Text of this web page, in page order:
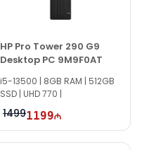
HP Pro Tower 290 G9
Desktop PC 9M9F0AT
i5-13500 | 8GB RAM | 512GB
SSD | UHD 770 |
14991199